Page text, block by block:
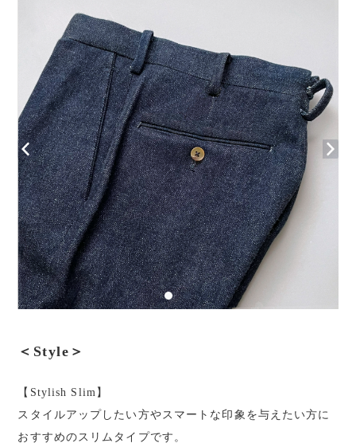
＜Style＞
【Stylish Slim】
スタイルアップしたい方やスマートな印象を与えたい方に
おすすめのスリムタイプです。